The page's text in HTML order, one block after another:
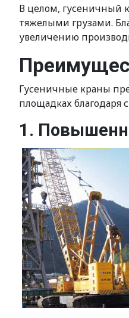
В целом, гусеничный
тяжелыми грузами.
увеличению
Гусеничные краны
площадках благодаря
1.